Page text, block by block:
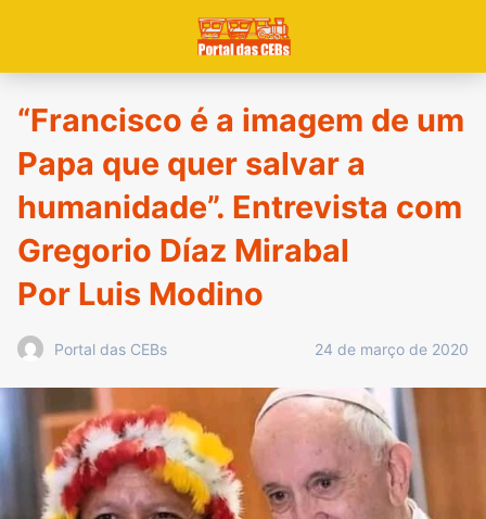
“Francisco é a imagem de um
Papa que quer salvar a
humanidade”. Entrevista com
Gregorio Díaz Mirabal
Por Luis Modino
Portal das CEBs 24 de março de 2020